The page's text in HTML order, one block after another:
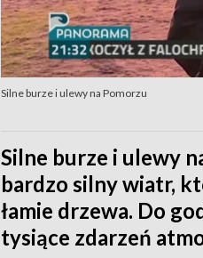
Silne burze i ulewy na Pomorzu
Silne burze i ulewy
bardzo silny wiatr,
łamie drzewa. Do
tysiące zdarzeń